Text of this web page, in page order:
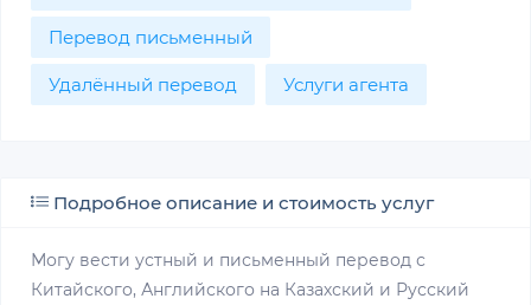
Перевод письменный
Удалённый перевод Услуги агента
Подробное описание и стоимость услуг
Могу вести устный и письменный перевод с
Китайского, Английского на Казахский и Русский